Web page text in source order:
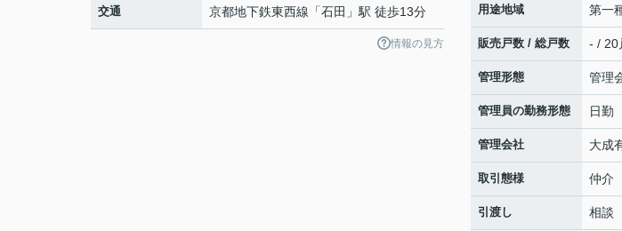
交通 京都地下鉄東西線 「石田 」駅 徒歩13分
情報の見方
用途地域 第一
販売戸数 / 総戸数 - / 20
管理形態 管理
管理員の勤務形態 日勤
管理会社 大成
取引態様 仲介
引渡し 相談